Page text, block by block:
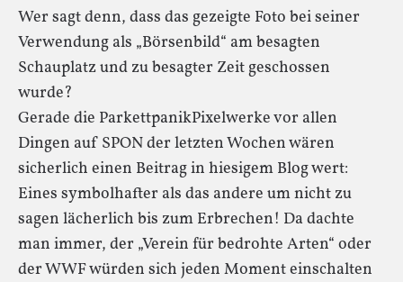
Wer sagt denn, dass das gezeigte Foto bei seiner
Verwendung als „Börsenbild“ am besagten
Schauplatz und zu besagter Zeit geschossen
wurde?
Gerade die ParkettpanikPixelwerke vor allen
Dingen auf SPON der letzten Wochen wären
sicherlich einen Beitrag in hiesigem Blog wert:
Eines symbolhafter als das andere um nicht zu
sagen lächerlich bis zum Erbrechen! Da dachte
man immer, der „Verein für bedrohte Arten“ oder
der WWF würden sich jeden Moment einschalten